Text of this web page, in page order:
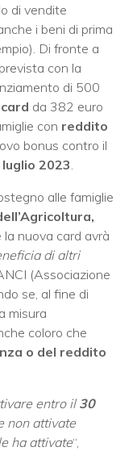
di vendite
i beni di prima
Di fronte a
con la
di 500
card da 382 euro
con reddito
bonus contro il
2023
alle famiglie
la nuova card avrà
di altri
(Associazione
se, al fine di
misura
coloro che
o del reddito
entro il 30
non attivate
ha attivate“,